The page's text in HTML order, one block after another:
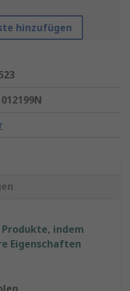
hinzufügen
Produkte, indem
Eigenschaften